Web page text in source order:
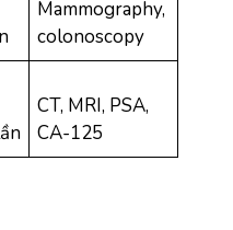
Mammography,
colonoscopy
CT, MRI, PSA,
CA-125